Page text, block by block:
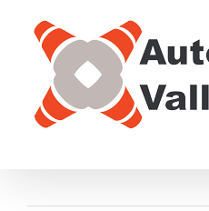
Inhalt
springen